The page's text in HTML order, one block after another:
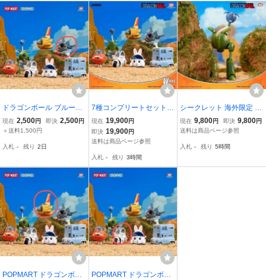
EHICLES 烏龍
ドラゴンボール ブルー将
軍 ポップマート フィギュ
ア 海外限定 レッドリ
現在 2,500円 即決 2,500円
＋送料1,500円
入札 - 残り 2日
7種コンプリートセット
シークレット込み POPM
ART ドラゴンボール ALL
OY VEHICLES 乗り物 フ
プマート DB
現在 19,900円
即決 19,900円
送料は商品ページ参照
入札 - 残り 3時間
シークレット 海外限定 P
OPMART ドラゴンボール
ピラフロボ ダチョウ ポッ
ドボックス フィギュア A
現在 9,800円 即決 9,800円
送料は商品ページ参照
入札 - 残り 5時間
POPMART ドラゴンボー
POPMART ドラゴンボー